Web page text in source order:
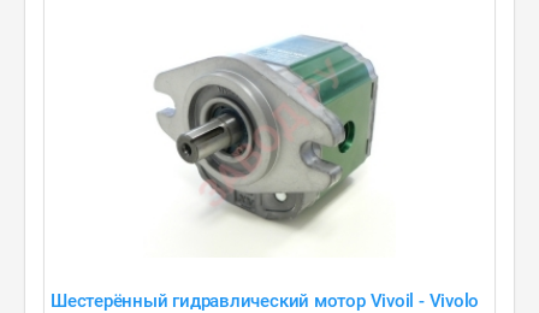
Шестерённый гидравлический мотор Vivoil - Vivolo